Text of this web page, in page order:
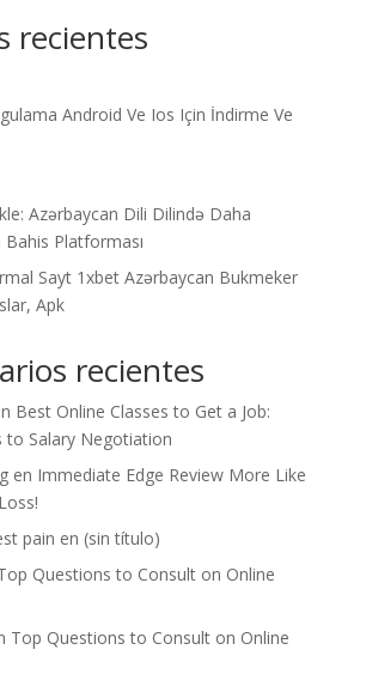
recientes
Android Ve Ios Için İndirme Ve
Azərbaycan Dili Dilində Daha
Platforması
Sayt 1xbet Azərbaycan Bukmeker
Apk
recientes
Best Online Classes to Get a Job:
to Salary Negotiation
en Immediate Edge Review More Like
pain en (sin título)
Questions to Consult on Online
Top Questions to Consult on Online